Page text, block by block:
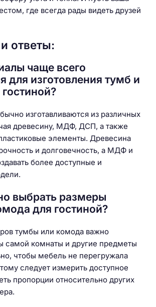
где всегда рады видеть друзей
ответы:
чаще всего
для изготовления тумб и
изготавливаются из различных
древесину, МДФ, ДСП, а также
элементы. Древесина
и долговечность, а МДФ и
более доступные и
выбрать размеры
для гостиной?
тумбы или комода важно
самой комнаты и другие предметы
чтобы мебель не перегружала
следует измерить доступное
пропорции относительно других